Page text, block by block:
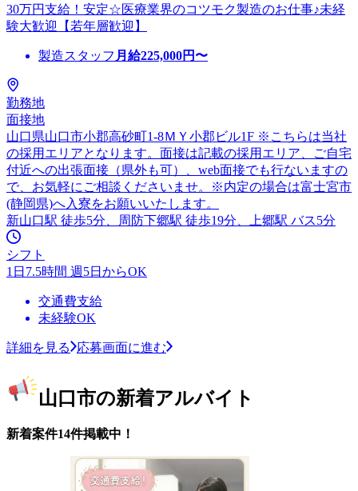
30万円支給！安定☆医療業界のコツモク製造のお仕事♪未経
験大歓迎【若年層歓迎】
製造スタッフ 月給225,000円〜
勤務地
面接地
山口県山口市小郡高砂町1-8ＭＹ小郡ビル1F ※こちらは当社
の採用エリアとなります。面接は記載の採用エリア、ご自宅
付近への出張面接（県外も可）、web面接でも行ないますの
で、お気軽にご相談くださいませ。※内定の場合は富士宮市
(静岡県)へ入寮をお願いいたします。
新山口駅 徒歩5分、周防下郷駅 徒歩19分、上郷駅 バス5分
シフト
1日7.5時間 週5日からOK
交通費支給
未経験OK
詳細を見る 応募画面に進む
山口市の新着アルバイト
新着案件14件掲載中！